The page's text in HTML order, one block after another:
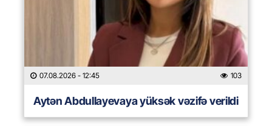
07.08.2026 - 12:45 103
Aytən Abdullayevaya yüksək vəzifə verildi